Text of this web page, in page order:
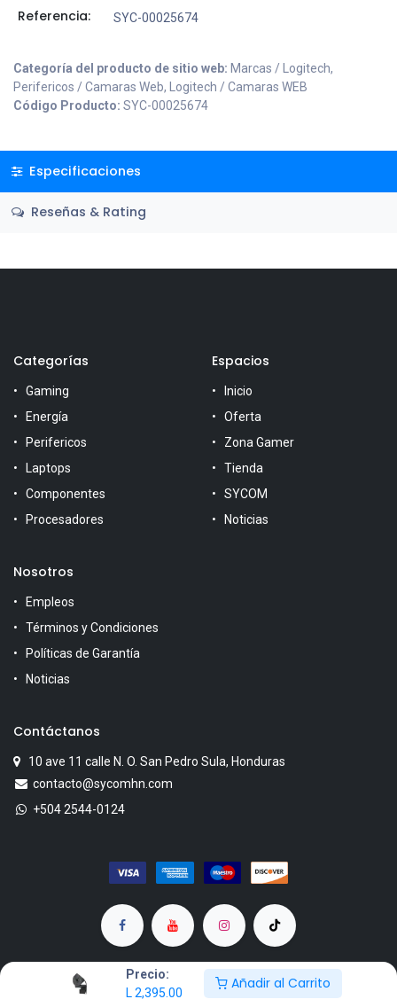
Precio:
L 2,395.00
Añadir al Carrito
Referencia: SYC-00025674
Categoría del producto de sitio web: Marcas / Logitech,
Perifericos / Camaras Web, Logitech / Camaras WEB
Código Producto: SYC-00025674
Especificaciones
Reseñas & Rating
Categorías
Gaming
Energía
Perifericos
Laptops
Componentes
Procesadores
Espacios
Inicio
Oferta
Zona Gamer
Tienda
SYCOM
Noticias
Nosotros
Empleos
Términos y Condiciones
Políticas de Garantía
Noticias
Contáctanos
10 ave 11 calle N. O. San Pedro Sula, Honduras
contacto@sycomhn.com
+504 2544-0124
Copyright © SYCOM